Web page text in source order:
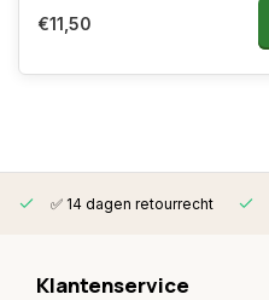
€11,50
✅ 14 dagen retourrecht
Klantenservice